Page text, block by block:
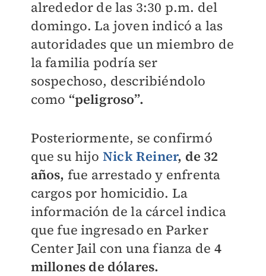
alrededor de las 3:30 p.m. del
domingo. La joven indicó a las
autoridades que un miembro de
la familia podría ser
sospechoso, describiéndolo
como “peligroso”.
Posteriormente, se confirmó
que su hijo Nick Reiner, de 32
años, fue arrestado y enfrenta
cargos por homicidio. La
información de la cárcel indica
que fue ingresado en Parker
Center Jail con una fianza de 4
millones de dólares.